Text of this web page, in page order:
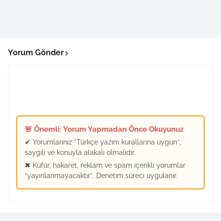
Yorum Gönder
🚨 Önemli: Yorum Yapmadan Önce Okuyunuz
✔ Yorumlarınız *Türkçe yazım kurallarına uygun*,
saygılı ve konuyla alakalı olmalıdır.
✖ Küfür, hakaret, reklam ve spam içerikli yorumlar
*yayınlanmayacaktır*. Denetim süreci uygulanır.